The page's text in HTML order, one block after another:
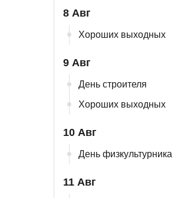
8 Авг
Хороших выходных
9 Авг
День строителя
Хороших выходных
10 Авг
День физкультурника
11 Авг